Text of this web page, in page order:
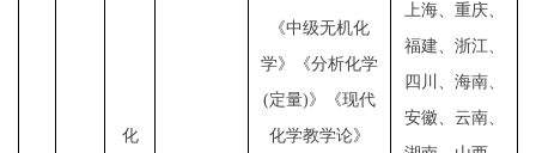
化
《中级无机化
学》《分析化学
(定量)》《现代
化学教学论》
上海、重庆、
福建、浙江、
四川、海南、
安徽、云南、